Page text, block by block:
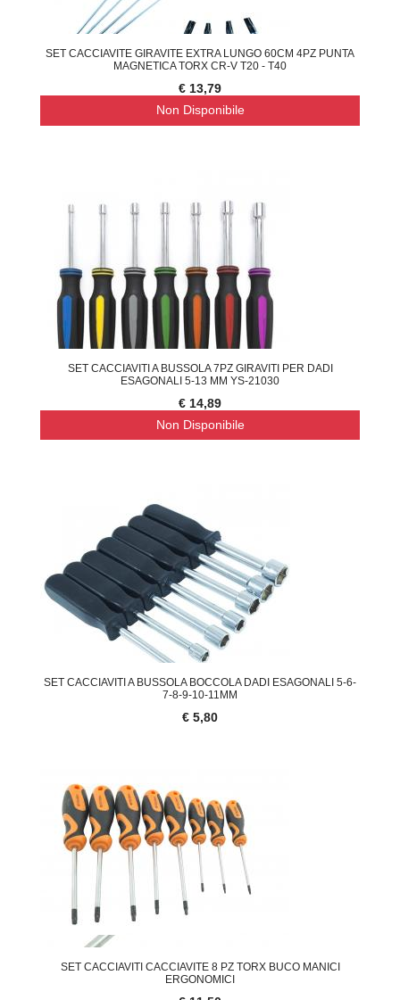
SET CACCIAVITE GIRAVITE EXTRA LUNGO 60CM 4PZ PUNTA
MAGNETICA TORX CR-V T20 - T40
€ 13,79
Non Disponibile
SET CACCIAVITI A BUSSOLA 7PZ GIRAVITI PER DADI
ESAGONALI 5-13 MM YS-21030
€ 14,89
Non Disponibile
SET CACCIAVITI A BUSSOLA BOCCOLA DADI ESAGONALI 5-6-
7-8-9-10-11MM
€ 5,80
SET CACCIAVITI CACCIAVITE 8 PZ TORX BUCO MANICI
ERGONOMICI